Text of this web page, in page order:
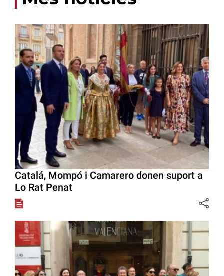
Catalá, Mompó i Camarero donen suport a
Lo Rat Penat